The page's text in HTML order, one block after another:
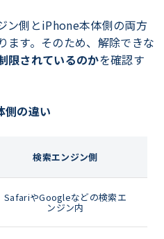
ン側とiPhone本体側の両方
ます。そのため、解除できな
限されているのかを確認す
側の違い
検索エンジン側
SafariやGoogleなどの検索エ
ンジン内